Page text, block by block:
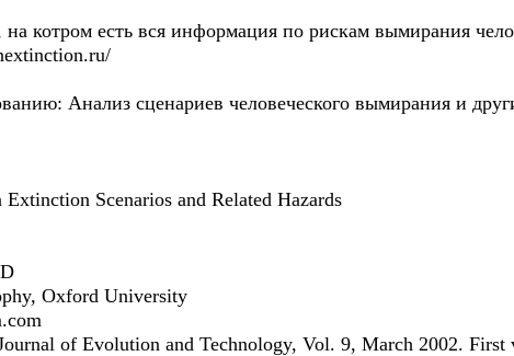
котром есть вся информация по рискам вымирания
Анализ сценариев человеческого вымирания и
Scenarios and Related Hazards
Oxford University
of Evolution and Technology, Vol. 9, March 2002. First